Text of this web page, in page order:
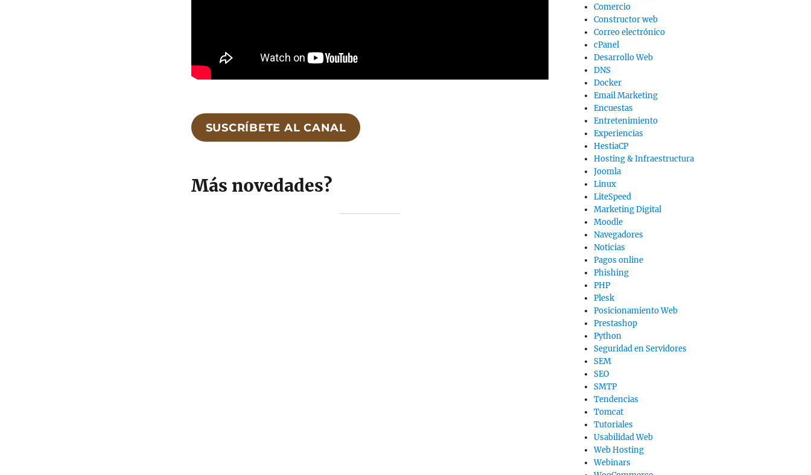
SUSCRÍBETE AL CANAL
Más novedades?
Comercio
Constructor web
Correo electrónico
cPanel
Desarrollo Web
DNS
Docker
Email Marketing
Encuestas
Entretenimiento
Experiencias
HestiaCP
Hosting & Infraestructura
Joomla
Linux
LiteSpeed
Marketing Digital
Moodle
Navegadores
Noticias
Pagos online
Phishing
PHP
Plesk
Posicionamiento Web
Prestashop
Python
Seguridad en Servidores
SEM
SEO
SMTP
Tendencias
Tomcat
Tutoriales
Usabilidad Web
Web Hosting
Webinars